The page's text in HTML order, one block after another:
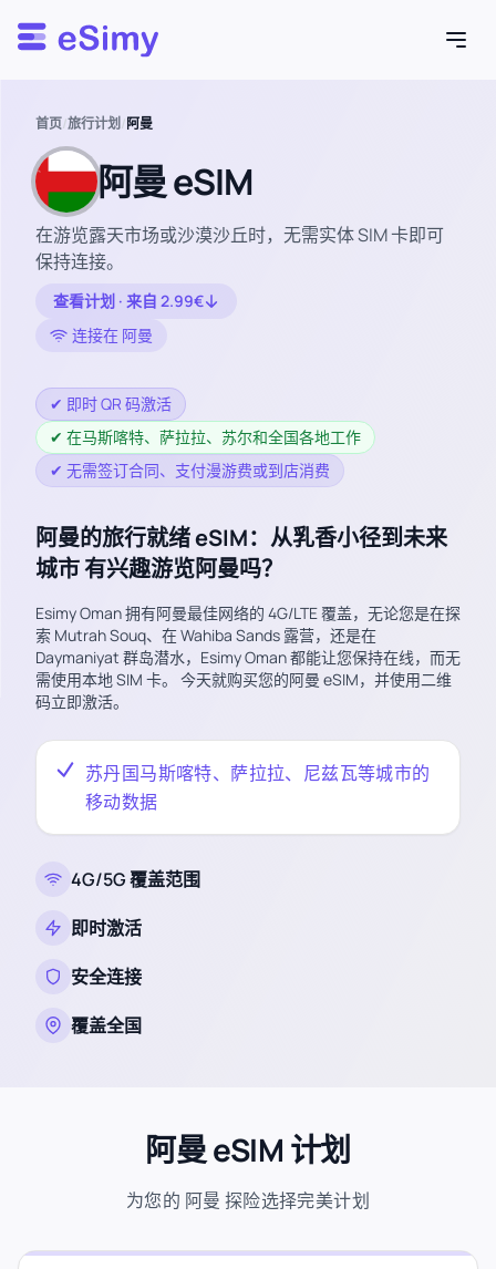
Esimy
首页/旅行计划/阿曼
阿曼 eSIM
在游览露天市场或沙漠沙丘时，无需实体 SIM 卡即可
保持连接。
查看计划 · 来自 2.99€
连接在 阿曼
✔ 即时 QR 码激活
✔ 在马斯喀特、萨拉拉、苏尔和全国各地工作
✔ 无需签订合同、支付漫游费或到店消费
阿曼的旅行就绪 eSIM：从乳香小径到未来
城市 有兴趣游览阿曼吗？
Esimy Oman 拥有阿曼最佳网络的 4G/LTE 覆盖，无论您是在探
索 Mutrah Souq、在 Wahiba Sands 露营，还是在
Daymaniyat 群岛潜水，Esimy Oman 都能让您保持在线，而无
需使用本地 SIM 卡。 今天就购买您的阿曼 eSIM，并使用二维
码立即激活。
苏丹国马斯喀特、萨拉拉、尼兹瓦等城市的
移动数据
4G/5G 覆盖范围
即时激活
安全连接
覆盖全国
阿曼 eSIM 计划
为您的 阿曼 探险选择完美计划